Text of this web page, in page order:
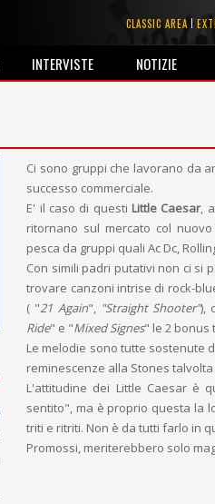
CLASSIC AREA
INTERVISTE NOTIZIE
Ci sono gruppi che lavorano da
successo commerciale.
E' il caso di questi Little Caesar,
ritornano sul mercato col
pesca da gruppi quali Ac Dc,
Con simili padri putativi non ci si
trovare canzoni intrise di rock-
( "21 Again", "Straight Shooter"),
Ride" e "Mixed Signes" le 2 bonus
Le melodie sono tutte sostenute
reminescenze alla Stones
L'attitudine dei Little Caesar è
sentito", ma è proprio questa la
triti e ritriti. Non è da tutti farlo in
Promossi, meriterebbero solo